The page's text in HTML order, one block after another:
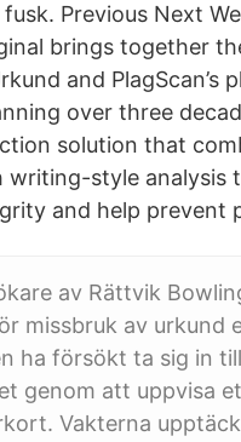
Previous Next
brings together
and PlagScan’s
over three
solution that
writing-style analysis
and help prevent
av Rättvik
missbruk av urkund
ha försökt ta sig in till
genom att uppvisa
Vakterna